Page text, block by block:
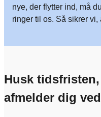
nye, der flytter ind, må
ringer til os. Så sikrer
Husk
afmelder dig